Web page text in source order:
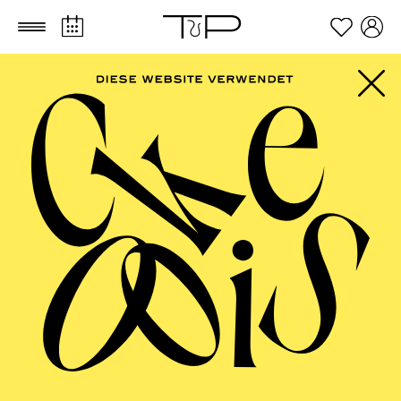
Zum Hauptinhalt springen Zum Footer springen
Stefan Herheim
Als einer der gefragtesten Opernregisseure seiner
Generation übernahm Stefan Herheim ab der Spielzeit
2022/2023 die Intendanz des MusikTheaters an der
Wien, dem Stagione-Opernhaus der Vereinigten Bühnen
Wien.
Nach einer Cello- und Gesangsausbildung sowie
vielfachen Tätigkeiten u. a. an der Oper in seiner
Heimatstadt Oslo, studierte Herheim Musiktheaterregie
bei Götz Friedrich an der Hochschule für Musik und